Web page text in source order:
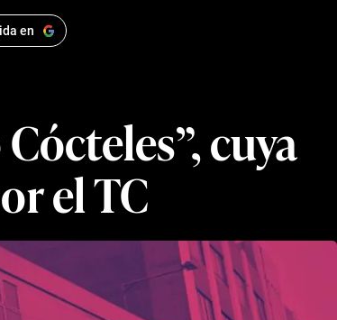
en
cuya
el TC